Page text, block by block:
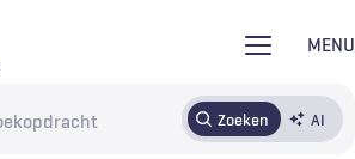
MENU
Zoeken AI
Tijdschrift Inloggen